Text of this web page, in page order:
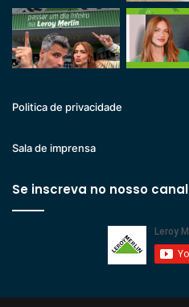
Politica de privacidade
Sala de imprensa
Se inscreva no nosso canal